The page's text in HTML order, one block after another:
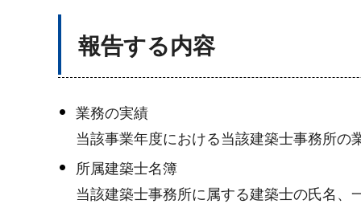
報告する内容
業務の実績
当該事業年度における当該建築士事務所の
所属建築士名簿
当該建築士事務所に属する建築士の氏名、